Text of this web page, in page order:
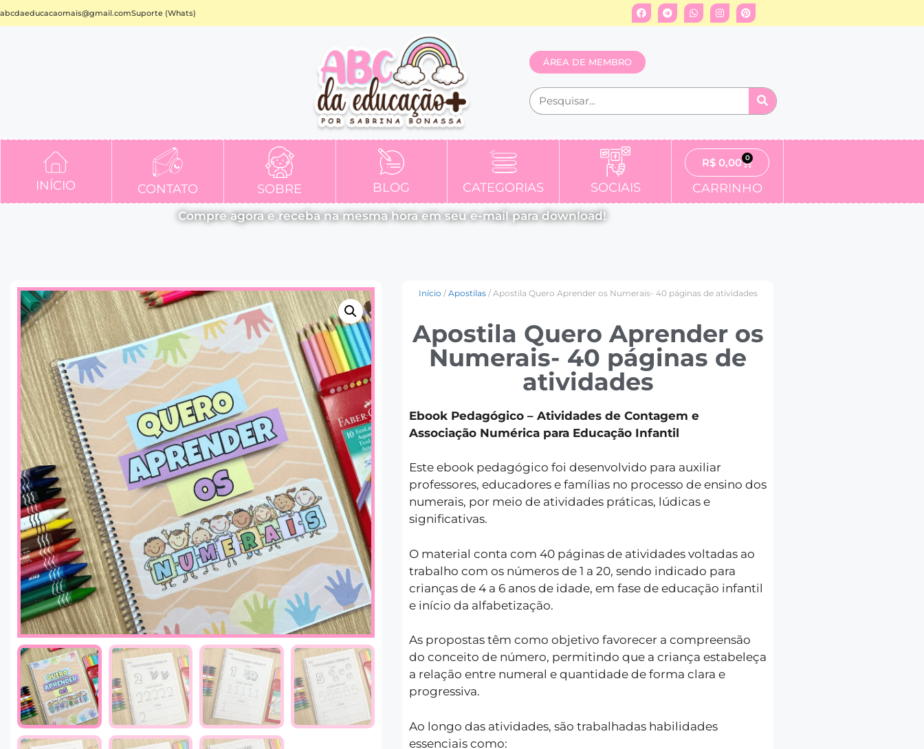
abcdaeducacaomais@gmail.comSuporte (Whats)
ÁREA DE MEMBRO
INÍCIO CONTATO SOBRE BLOG CATEGORIAS SOCIAIS
R$ 0,00 0
CARRINHO
Compre agora e receba na mesma hora em seu e-mail para download!
Início / Apostilas/ Apostila Quero Aprender os Numerais- 40 páginas de atividades
Apostila Quero Aprender os
Numerais- 40 páginas de
atividades
Ebook Pedagógico – Atividades de Contagem e
Associação Numérica para Educação Infantil
Este ebook pedagógico foi desenvolvido para auxiliar
professores, educadores e famílias no processo de ensino dos
numerais, por meio de atividades práticas, lúdicas e
significativas.
O material conta com 40 páginas de atividades voltadas ao
trabalho com os números de 1 a 20, sendo indicado para
crianças de 4 a 6 anos de idade, em fase de educação infantil
e início da alfabetização.
As propostas têm como objetivo favorecer a compreensão
do conceito de número, permitindo que a criança estabeleça
a relação entre numeral e quantidade de forma clara e
progressiva.
Ao longo das atividades, são trabalhadas habilidades
essenciais como: